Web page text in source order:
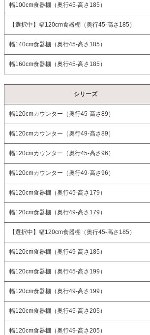
幅100cm食器棚（奥行45-高さ185）
【選択中】 幅120cm食器棚（奥行45-高さ185）
幅140cm食器棚（奥行45-高さ185）
幅160cm食器棚（奥行45-高さ185）
シリーズ
幅120cmカウンター（奥行45-高さ89）
幅120cmカウンター（奥行49-高さ89）
幅120cmカウンター（奥行45-高さ96）
幅120cmカウンター（奥行49-高さ96）
幅120cm食器棚（奥行45-高さ179）
幅120cm食器棚（奥行49-高さ179）
【選択中】 幅120cm食器棚（奥行45-高さ185）
幅120cm食器棚（奥行49-高さ185）
幅120cm食器棚（奥行45-高さ199）
幅120cm食器棚（奥行49-高さ199）
幅120cm食器棚（奥行45-高さ205）
幅120cm食器棚（奥行49-高さ205）